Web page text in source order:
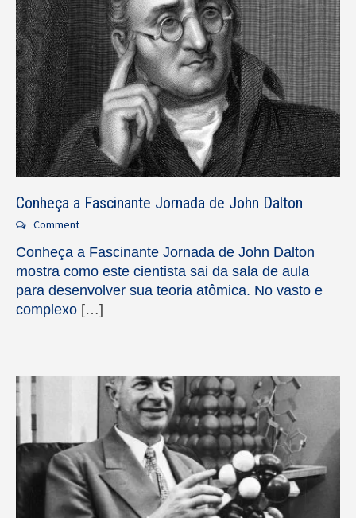
Conheça a Fascinante Jornada de John Dalton
Comment
Conheça a Fascinante Jornada de John Dalton
mostra como este cientista sai da sala de aula
para desenvolver sua teoria atômica. No vasto e
complexo […]